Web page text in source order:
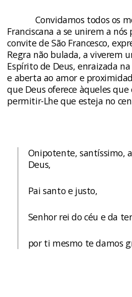
Convidamos todos os
Franciscana a se unirem a
convite de São Francesco,
Regra não bulada, a viverem
Espírito de Deus, enraizada
e aberta ao amor e
que Deus oferece àqueles
permitir-Lhe que esteja no
Onipotente, santíssimo,
Deus,
Pai santo e justo,
Senhor rei do céu e da
por ti mesmo te damos